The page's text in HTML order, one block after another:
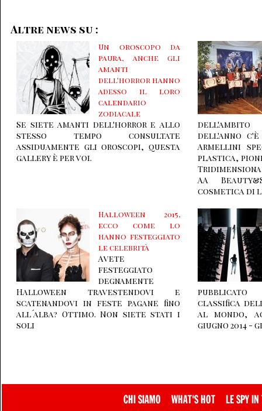
Altre news su :
Un oroscopo da
paura, anche gli
amanti
dell'horror hanno
adesso il loro
calendario
zodiacale
Se siete amanti dell'horror e allo
stesso tempo consultate
assiduamente gli oroscopi, questa
gallery è per voi.
dell'ambito
dell'anno
Armellini
plastica,
AA
cosmetica di
Halloween 2015,
ecco come lo
hanno festeggiato
le celebrità
Avete
festeggiato
degnamente
Halloween travestendovi e
scatenandovi in feste pagane fino
all´alba? Ottimo. Non siete stati i
soli
classifica
al mondo,
giugno 2014 -
CHI SIAMO WHAT'S HOT LE SPY IN